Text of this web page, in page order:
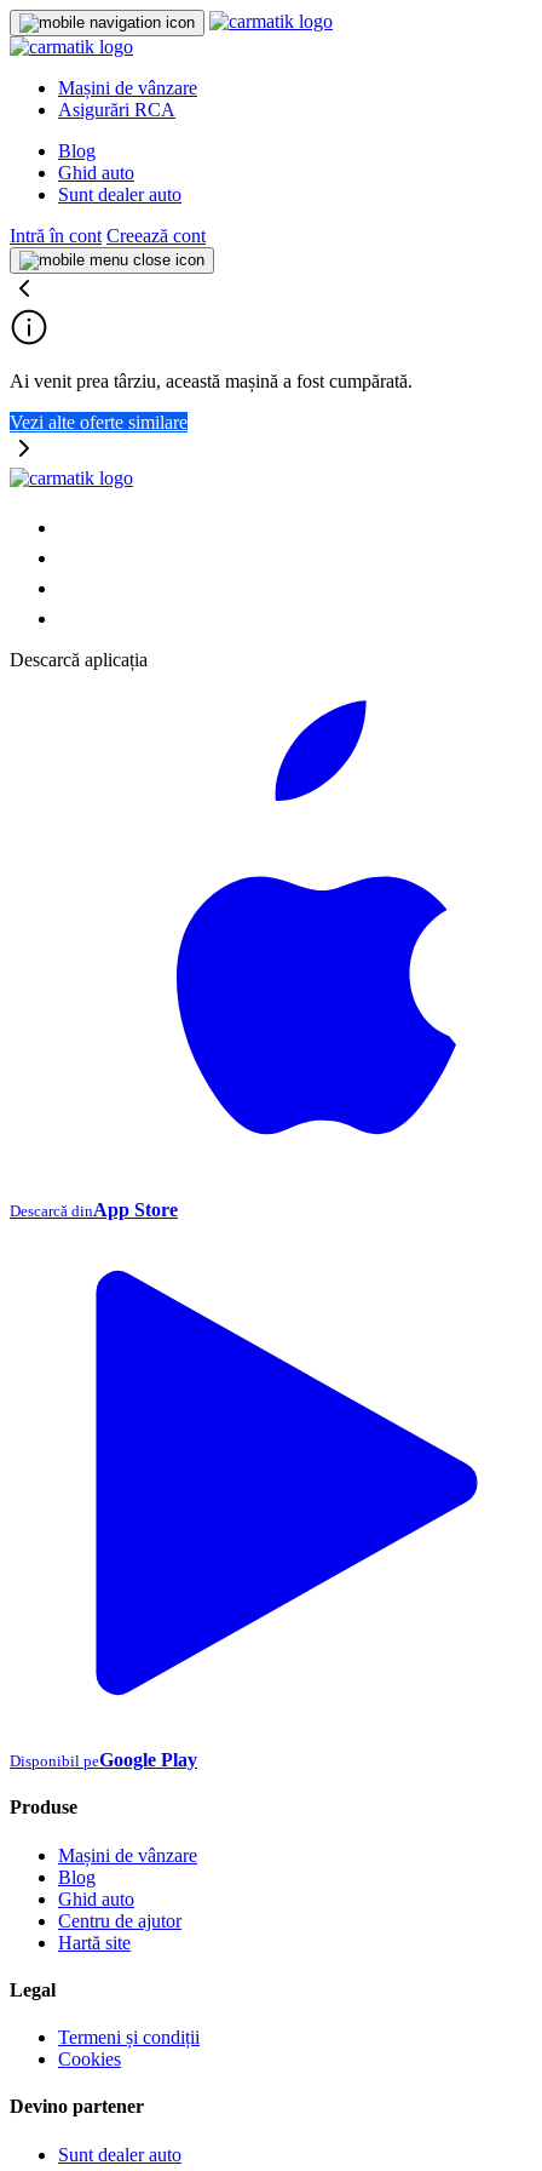
Mașini de vânzare
Asigurări RCA
Blog
Ghid auto
Sunt dealer auto
Intră în cont Creează cont
Ai venit prea târziu, această mașină a fost cumpărată.
Vezi alte oferte similare
Descarcă aplicația
Descarcă dinApp Store
Disponibil peGoogle Play
Produse
Mașini de vânzare
Blog
Ghid auto
Centru de ajutor
Hartă site
Legal
Termeni și condiții
Cookies
Devino partener
Sunt dealer auto